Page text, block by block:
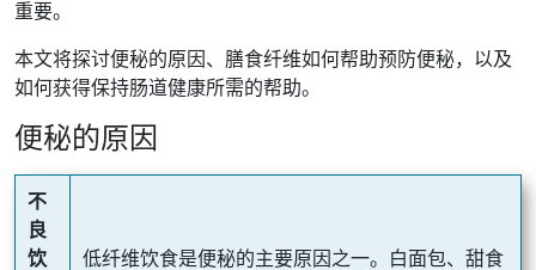
重要。
本文将探讨便秘的原因、膳食纤维如何帮助预防便秘，以及
如何获得保持肠道健康所需的帮助。
便秘的原因
不
良
饮
低纤维饮食是便秘的主要原因之一。白面包、甜食